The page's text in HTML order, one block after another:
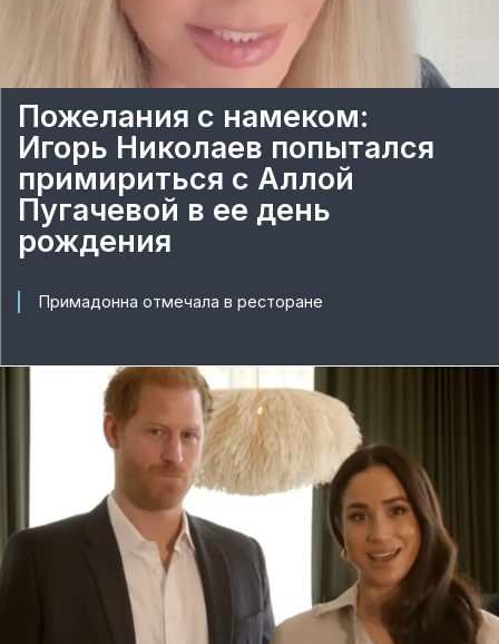
Пожелания с намеком:
Игорь Николаев попытался
примириться с Аллой
Пугачевой в ее день
рождения
Примадонна отмечала в ресторане